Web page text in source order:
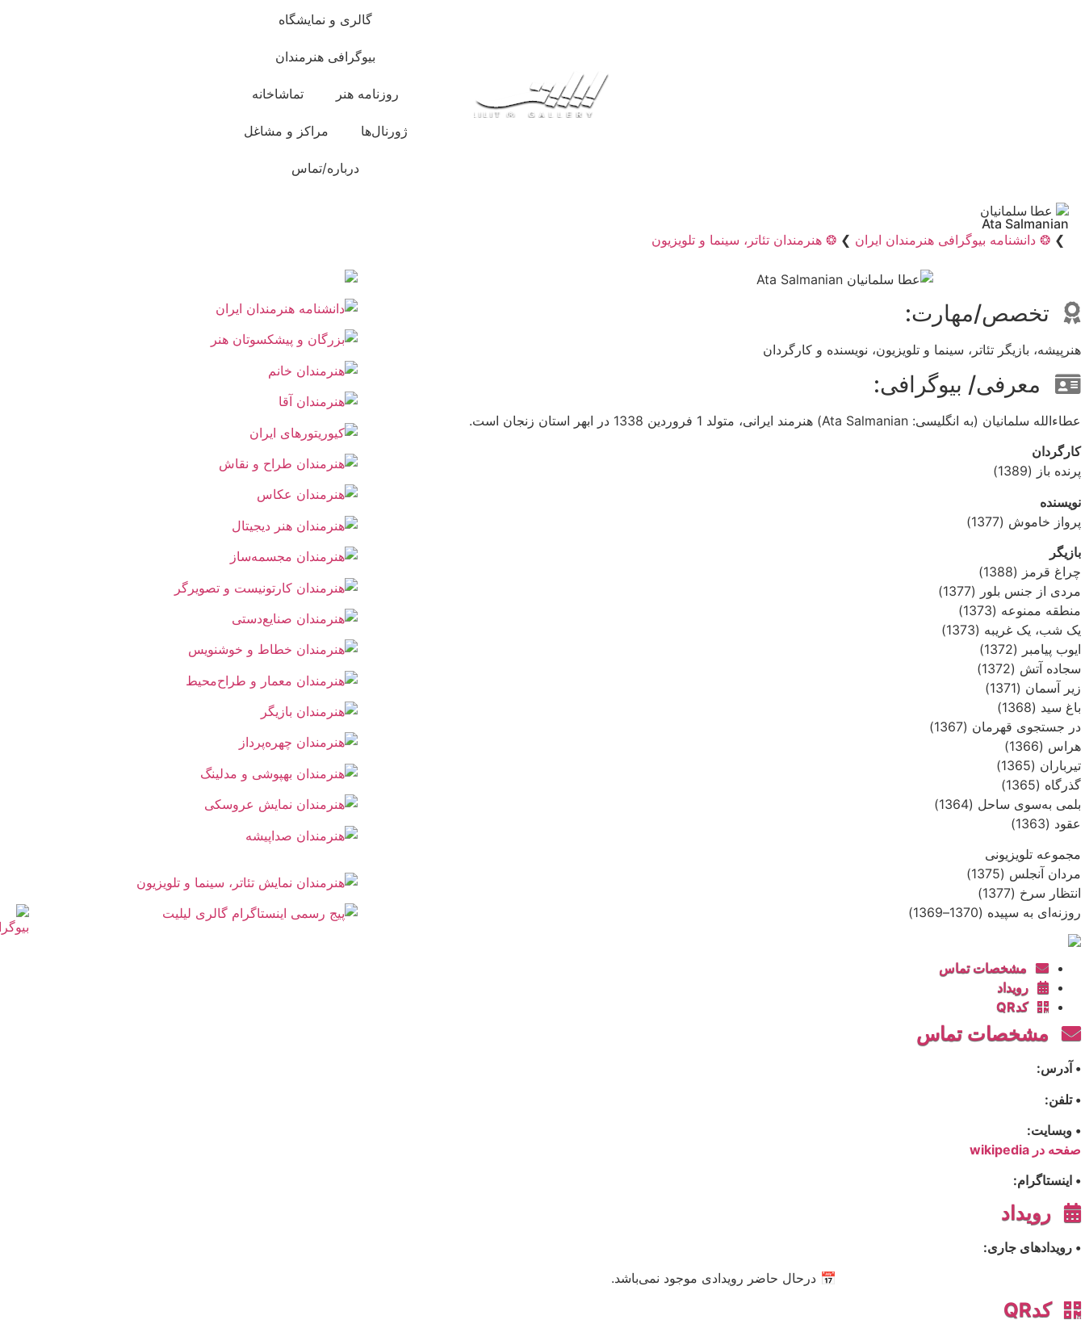
گالری و نمایشگاه
بیوگرافی هنرمندان
روزنامه هنر تماشاخانه
ژورنال‌ها مراکز و مشاغل
درباره/تماس
عطا سلمانیان
Ata Salmanian
❯ ❂ دانشنامه بیوگرافی هنرمندان ایران ❯ ❂ هنرمندان تئاتر، سینما و تلویزیون
تخصص/مهارت:
هنرپیشه، بازیگر تئاتر، سینما و تلویزیون، نویسنده و کارگردان
معرفی/ بیوگرافی:
عطاءالله سلمانیان (به انگلیسی: Ata Salmanian) هنرمند ایرانی، متولد 1 فروردین 1338 در ابهر استان زنجان است.
کارگردان
پرنده باز (1389)
نویسنده
پرواز خاموش (1377)
بازیگر
چراغ قرمز (1388)
مردی از جنس بلور (1377)
منطقه ممنوعه (1373)
یک شب، یک غریبه (1373)
ایوب پیامبر (1372)
سجاده آتش (1372)
زیر آسمان (1371)
باغ سید (1368)
در جستجوی قهرمان (1367)
هراس (1366)
تیرباران (1365)
گذرگاه (1365)
بلمی به‌سوی ساحل (1364)
عقود (1363)
مجموعه تلویزیونی
مردان آنجلس (1375)
انتظار سرخ (1377)
روزنه‌ای به سپیده (1370–1369)
مشخصات تماس
رویداد
کدQR
مشخصات تماس
• آدرس:
• تلفن:
• وبسایت:
صفحه در wikipedia
• اینستاگرام:
رویداد
• رویدادهای جاری:
📅 درحال حاضر رویدادی موجود نمی‌باشد.
کدQR